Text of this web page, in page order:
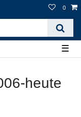
0
☰
heute